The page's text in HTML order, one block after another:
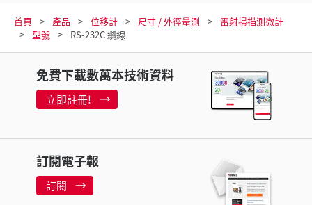
首頁 產品 位移計 尺寸 / 外徑量測
雷射掃描測微計
型號
RS-232C 纜線
免費下載數萬本技術資料
立即註冊!
訂閱電子報
訂閱